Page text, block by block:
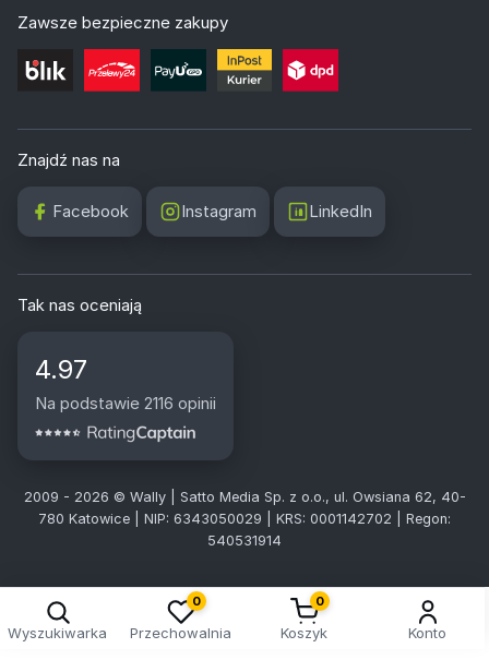
Zawsze bezpieczne zakupy
Znajdź nas na
Facebook Instagram LinkedIn
Tak nas oceniają
4.97
Na podstawie 2116 opinii
2009 - 2026 © Wally | Satto Media Sp. z o.o., ul. Owsiana 62, 40-
780 Katowice | NIP: 6343050029 | KRS: 0001142702 | Regon:
540531914
Wyszukiwarka
0
Przechowalnia
0
Koszyk Konto